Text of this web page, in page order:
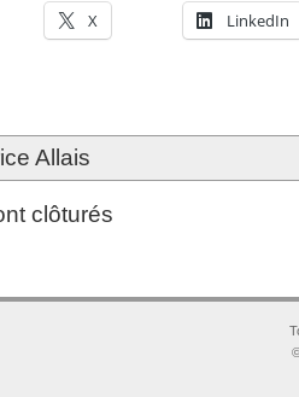
X
LinkedIn
Allais
clôturés